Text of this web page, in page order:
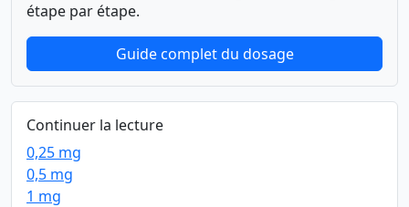
étape par étape.
Guide complet du dosage
Continuer la lecture
0,25 mg
0,5 mg
1 mg